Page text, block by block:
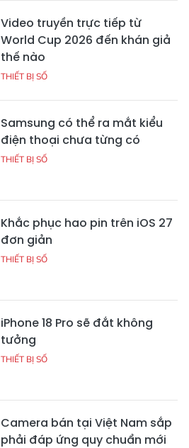
Video truyền trực tiếp từ
World Cup 2026 đến khán giả
thế nào
THIẾT BỊ SỐ
Samsung có thể ra mắt kiểu
điện thoại chưa từng có
THIẾT BỊ SỐ
Khắc phục hao pin trên iOS 27
đơn giản
THIẾT BỊ SỐ
iPhone 18 Pro sẽ đắt không
tưởng
THIẾT BỊ SỐ
Camera bán tại Việt Nam sắp
phải đáp ứng quy chuẩn mới